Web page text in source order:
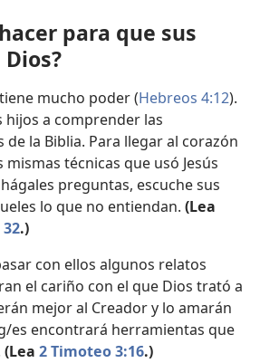
para que sus
mucho poder (Hebreos 4:12).
hijos a comprender las
de la Biblia. Para llegar al corazón
mismas técnicas que usó Jesús
preguntas, escuche sus
lo que no entiendan. (Lea
32.)
con ellos algunos relatos
el cariño con el que Dios trató a
mejor al Creador y lo amarán
es encontrará herramientas que
(Lea 2 Timoteo 3:16.)